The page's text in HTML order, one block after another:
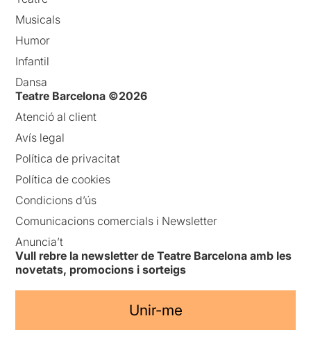
Musicals
Humor
Infantil
Dansa
Teatre Barcelona ©2026
Atenció al client
Avís legal
Política de privacitat
Política de cookies
Condicions d’ús
Comunicacions comercials i Newsletter
Anuncia’t
Vull rebre la newsletter de Teatre Barcelona amb les
novetats, promocions i sorteigs
Unir-me